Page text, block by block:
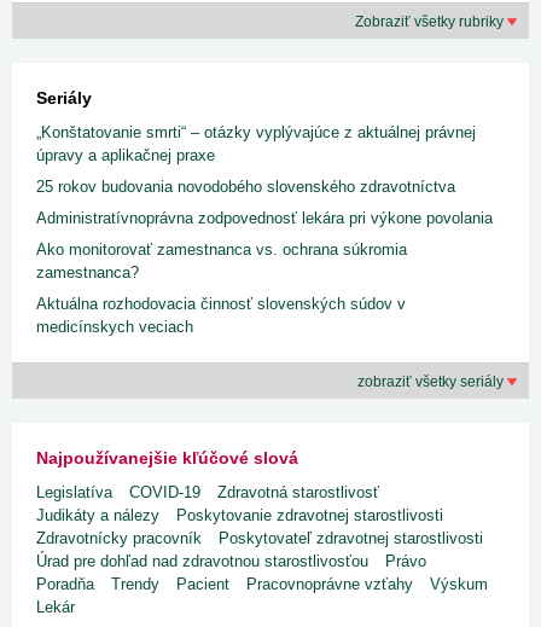
Zobraziť všetky rubriky
Seriály
„Konštatovanie smrti“ – otázky vyplývajúce z aktuálnej právnej
úpravy a aplikačnej praxe
25 rokov budovania novodobého slovenského zdravotníctva
Administratívnoprávna zodpovednosť lekára pri výkone povolania
Ako monitorovať zamestnanca vs. ochrana súkromia
zamestnanca?
Aktuálna rozhodovacia činnosť slovenských súdov v
medicínskych veciach
zobraziť všetky seriály
Najpoužívanejšie kľúčové slová
Legislatíva COVID-19
Zdravotná starostlivosť
Judikáty a nálezy
Poskytovanie zdravotnej starostlivosti
Zdravotnícky pracovník
Poskytovateľ zdravotnej starostlivosti
Úrad pre dohľad nad zdravotnou starostlivosťou
Právo
Poradňa
Trendy Pacient Pracovnoprávne vzťahy
Výskum
Lekár